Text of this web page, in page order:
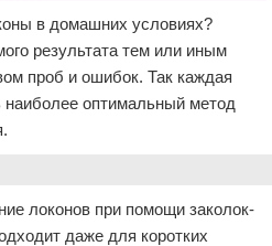
в домашних условиях?
результата тем или иным
проб и ошибок. Так каждая
оптимальный метод
локонов при помощи заколок-
даже для коротких